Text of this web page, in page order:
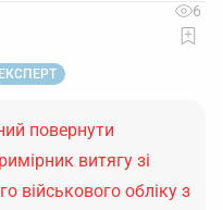
6
ЕКСПЕРТ
повернути
витягу зі
військового обліку з